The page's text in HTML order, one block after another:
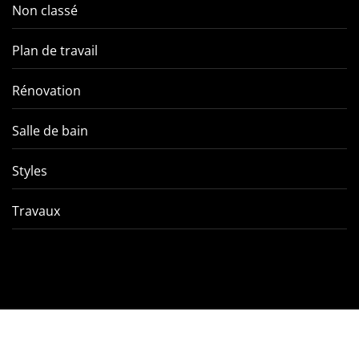
Non classé
Plan de travail
Rénovation
Salle de bain
Styles
Travaux